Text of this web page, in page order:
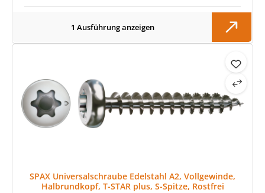
1 Ausführung anzeigen
SPAX Universalschraube Edelstahl A2, Vollgewinde,
Halbrundkopf, T-STAR plus, S-Spitze, Rostfrei